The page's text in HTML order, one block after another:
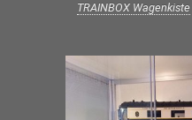
TRAINBOX Wagenkiste